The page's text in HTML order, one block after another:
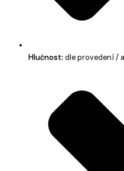
Hlučnost: dle provedení /